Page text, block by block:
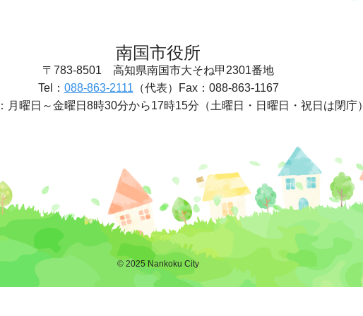
南国市役所
〒783-8501 高知県南国市大そね甲2301番地
Tel： 088-863-2111 （代表）
Fax：088-863-1167
月曜日～金曜日8時30分から17時15分 （土曜日・日曜日・祝日は閉庁）
© 2025 Nankoku City